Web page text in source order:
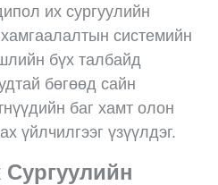
их сургуулийн
системийн
бүх талбайд
бөгөөд сайн
баг хамт олон
үйлчилгээг үзүүлдэг.